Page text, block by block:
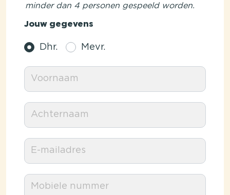
minder dan 4 personen gespeeld worden.
Jouw gegevens
Dhr. Mevr.